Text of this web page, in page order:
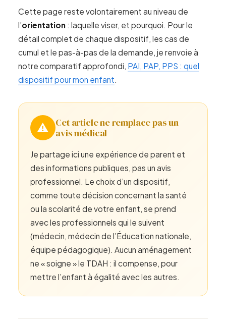
Cette page reste volontairement au niveau de
l’orientation : laquelle viser, et pourquoi. Pour le
détail complet de chaque dispositif, les cas de
cumul et le pas-à-pas de la demande, je renvoie à
notre comparatif approfondi, PAI, PAP, PPS : quel
dispositif pour mon enfant.
⚠️
Cet article ne remplace pas un
avis médical
Je partage ici une expérience de parent et
des informations publiques, pas un avis
professionnel. Le choix d’un dispositif,
comme toute décision concernant la santé
ou la scolarité de votre enfant, se prend
avec les professionnels qui le suivent
(médecin, médecin de l’Éducation nationale,
équipe pédagogique). Aucun aménagement
ne « soigne » le TDAH : il compense, pour
mettre l’enfant à égalité avec les autres.